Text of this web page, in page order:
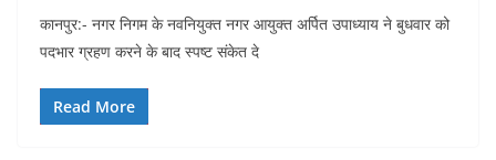
कानपुर:- नगर निगम के नवनियुक्त नगर आयुक्त अर्पित उपाध्याय ने बुधवार को
पदभार ग्रहण करने के बाद स्पष्ट संकेत दे
Read More